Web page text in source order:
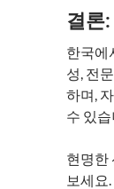
결론
한국에
성, 전
하며,
수 있
현명한
보세요.